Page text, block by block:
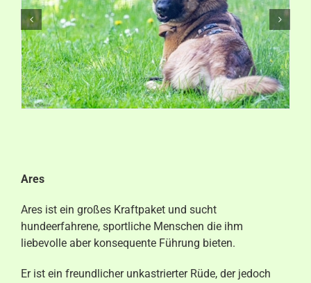
Aktuelles
Kontakt
Ares
Ares ist ein großes Kraftpaket und sucht
hundeerfahrene, sportliche Menschen die ihm
liebevolle aber konsequente Führung bieten.
Er ist ein freundlicher unkastrierter Rüde, der jedoch